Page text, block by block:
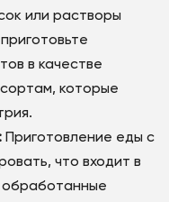
или растворы
в качестве
которые
Приготовление еды с
что входит в